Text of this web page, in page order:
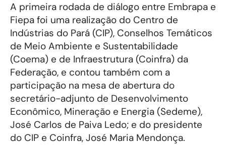
A primeira rodada de diálogo entre Embrapa e
Fiepa foi uma realização do Centro de
Indústrias do Pará (CIP), Conselhos Temáticos
de Meio Ambiente e Sustentabilidade
(Coema) e de Infraestrutura (Coinfra) da
Federação, e contou também com a
participação na mesa de abertura do
secretário-adjunto de Desenvolvimento
Econômico, Mineração e Energia (Sedeme),
José Carlos de Paiva Ledo; e do presidente
do CIP e Coinfra, José Maria Mendonça.